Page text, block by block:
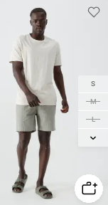
S
M
L
XL